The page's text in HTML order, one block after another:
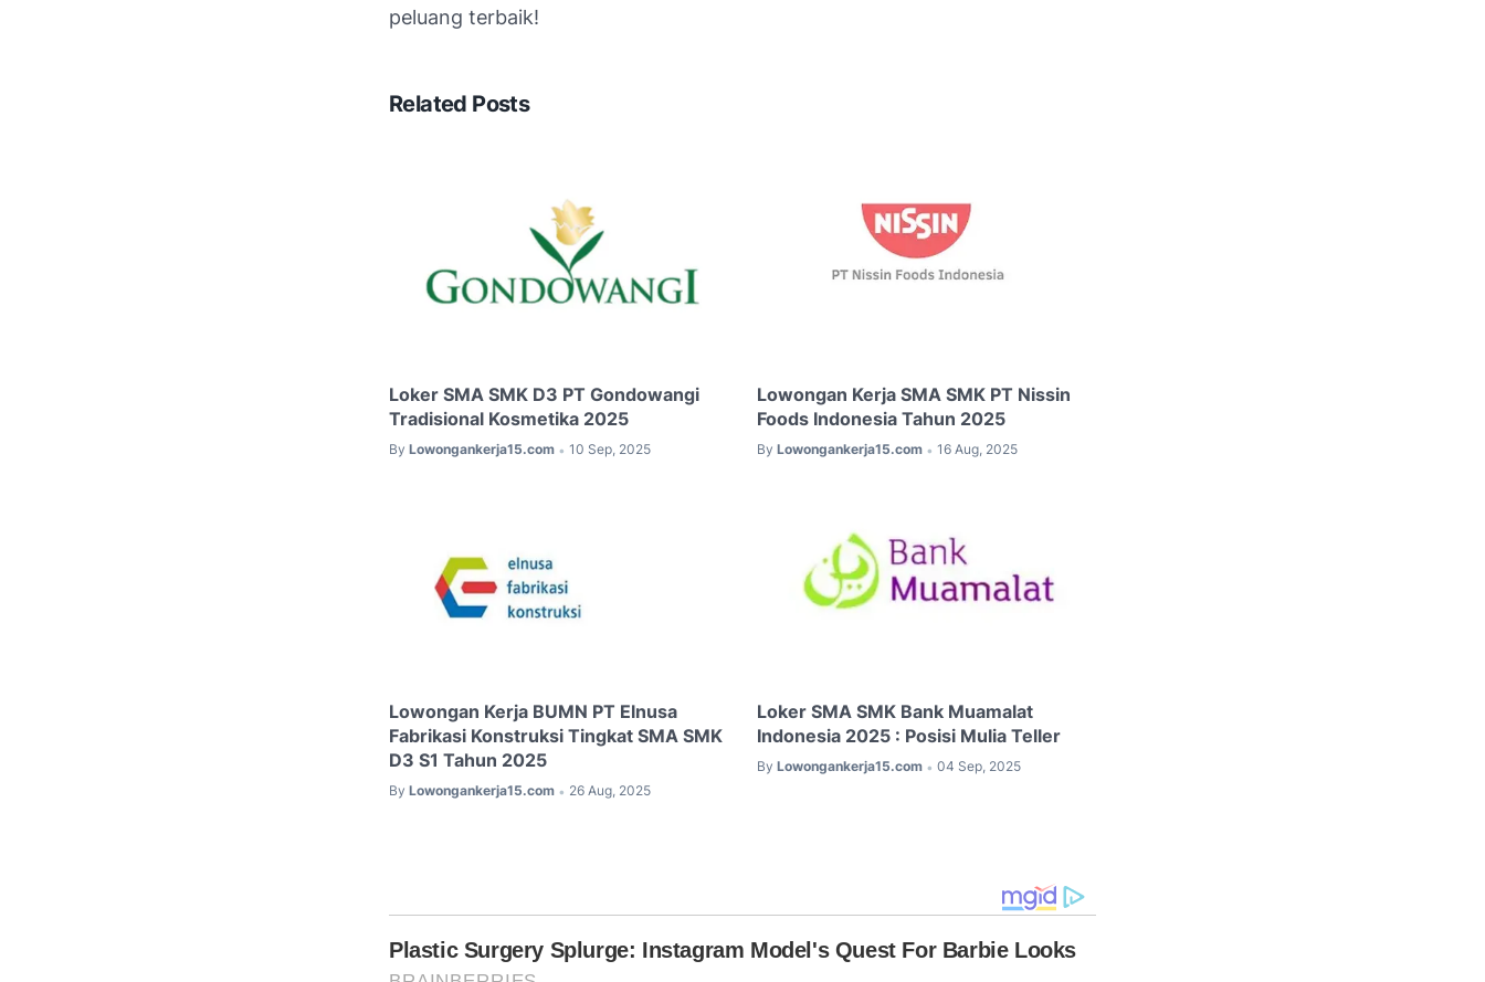
peluang terbaik!
Related Posts
Loker SMA SMK D3 PT Gondowangi
Tradisional Kosmetika 2025
By Lowongankerja15.com • 10 Sep, 2025
Lowongan Kerja SMA SMK PT Nissin
Foods Indonesia Tahun 2025
By Lowongankerja15.com • 16 Aug, 2025
Lowongan Kerja BUMN PT Elnusa
Fabrikasi Konstruksi Tingkat SMA SMK
D3 S1 Tahun 2025
By Lowongankerja15.com • 26 Aug, 2025
Loker SMA SMK Bank Muamalat
Indonesia 2025 : Posisi Mulia Teller
By Lowongankerja15.com • 04 Sep, 2025